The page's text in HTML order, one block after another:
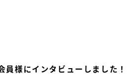
員様にインタビューしました！